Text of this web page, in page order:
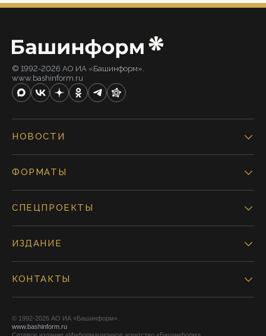
© 1992-2026 АО ИА «Башинформ».
www.bashinform.ru
НОВОСТИ
ФОРМАТЫ
СПЕЦПРОЕКТЫ
ИЗДАНИЕ
КОНТАКТЫ
© 1992-2026 АО ИА «Башинформ».
www.bashinform.ru